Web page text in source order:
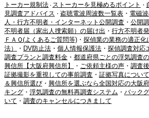
トーカー規制法・ ストーカーを見極めるポイント ・
見調査アドバイス ・ 盗聴電波周波数一覧表・ 電磁
人・行方不明者・インターネット公開調査 ・ 公開
不明者届（家出人捜索願）の届け出 ・ 行方不明者
ＦＡＱ(よくあるご質問等)・ 探偵業の業務の適正
法）
・ DV防止法・ 個人情報保護法・ 探偵調査対応
調査プランと調査料金・ 都道府県ごとの浮気調査
興信所【大阪府興信所】
・ ご依頼主様の声・ 調査
証拠撮影を重視しての事前調査 ・ 証拠写真について
＆興信所選び・ 興信所を選ぶなら全国対応の大阪
キング・ 浮気調査の無料再調査システム ・ バック
いて ・ 調査のキャンセルにつきまして